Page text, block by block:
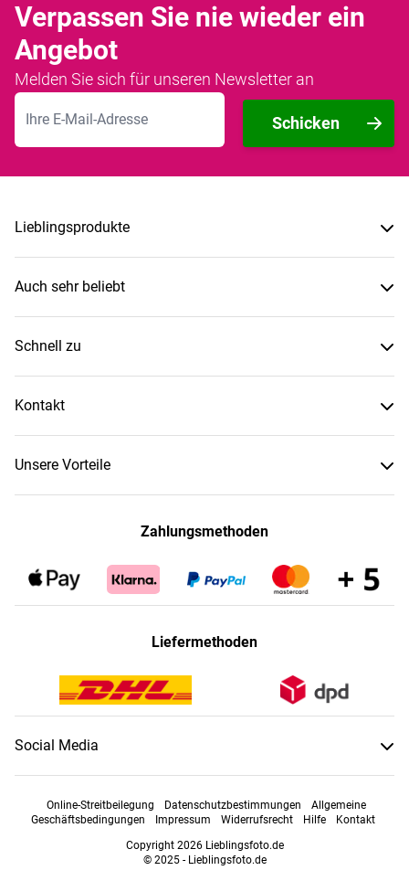
Verpassen Sie nie wieder ein
Angebot
Melden Sie sich für unseren Newsletter an
E-Mailadresse
Schicken
Lieblingsprodukte
Auch sehr beliebt
Schnell zu
Kontakt
Unsere Vorteile
Zahlungsmethoden
Liefermethoden
Social Media
Online-Streitbeilegung Datenschutzbestimmungen
Allgemeine
Geschäftsbedingungen
Impressum Widerrufsrecht Hilfe
Kontakt
Copyright 2026 Lieblingsfoto.de
© 2025 - Lieblingsfoto.de